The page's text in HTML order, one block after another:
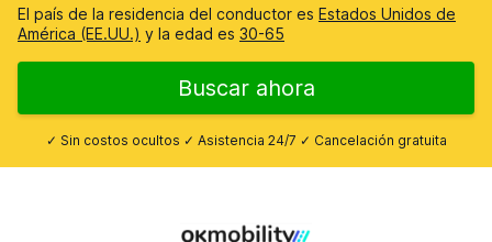
El país de la residencia del conductor es Estados Unidos de
América (EE.UU.) y la edad es 30-65
Buscar ahora
✓ Sin costos ocultos ✓ Asistencia 24/7 ✓ Cancelación gratuita